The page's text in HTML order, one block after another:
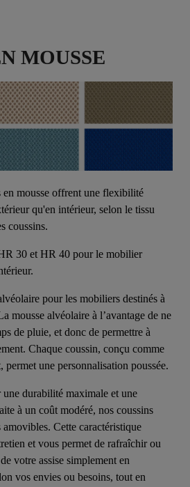
MOUSSE
en mousse offrent une flexibilité
qu'en intérieur, selon le tissu
coussins.
30 et HR 40 pour le mobilier
pour les mobiliers destinés à
mousse alvéolaire à l’avantage de ne
de pluie, et donc de permettre à
Chaque coussin, conçu comme
permet une personnalisation poussée.
durabilité maximale et une
à un coût modéré, nos coussins
amovibles. Cette caractéristique
et vous permet de rafraîchir ou
votre assise simplement en
vos envies ou besoins, tout en